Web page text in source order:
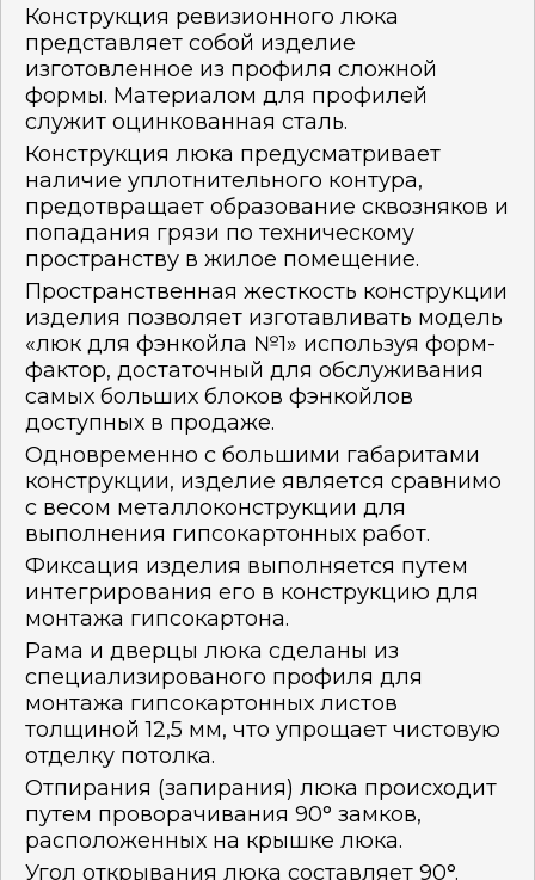
Конструкция ревизионного люка
представляет собой изделие
изготовленное из профиля сложной
формы. Материалом для профилей
служит оцинкованная сталь.
Конструкция люка предусматривает
наличие уплотнительного контура,
предотвращает образование сквозняков и
попадания грязи по техническому
пространству в жилое помещение.
Пространственная жесткость конструкции
изделия позволяет изготавливать модель
«люк для фэнкойла №1» используя форм-
фактор, достаточный для обслуживания
самых больших блоков фэнкойлов
доступных в продаже.
Одновременно с большими габаритами
конструкции, изделие является сравнимо
с весом металлоконструкции для
выполнения гипсокартонных работ.
Фиксация изделия выполняется путем
интегрирования его в конструкцию для
монтажа гипсокартона.
Рама и дверцы люка сделаны из
специализированого профиля для
монтажа гипсокартонных листов
толщиной 12,5 мм, что упрощает чистовую
отделку потолка.
Отпирания (запирания) люка происходит
путем проворачивания 90° замков,
расположенных на крышке люка.
Угол открывания люка составляет 90°.